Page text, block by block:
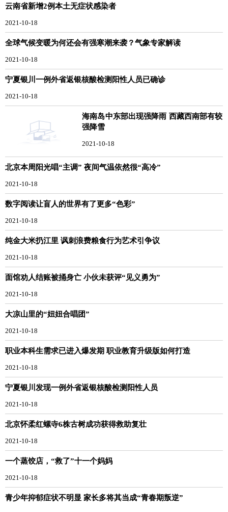
云南省新增2例本土无症状感染者
2021-10-18
全球气候变暖为何还会有强寒潮来袭？气象专家解读
2021-10-18
宁夏银川一例外省返银核酸检测阳性人员已确诊
2021-10-18
海南岛中东部出现强降雨 西藏西南部有较
强降雪
2021-10-18
北京本周阳光唱“主调” 夜间气温依然很“高冷”
2021-10-18
数字阅读让盲人的世界有了更多“色彩”
2021-10-18
纯金大米扔江里 讽刺浪费粮食行为艺术引争议
2021-10-18
面馆劝人结账被捅身亡 小伙未获评“见义勇为”
2021-10-18
大凉山里的“妞妞合唱团”
2021-10-18
职业本科生需求已进入爆发期 职业教育升级版如何打造
2021-10-18
宁夏银川发现一例外省返银核酸检测阳性人员
2021-10-18
北京怀柔红螺寺6株古树成功获得救助复壮
2021-10-18
一个蒸饺店，“救了”十一个妈妈
2021-10-18
青少年抑郁症状不明显 家长多将其当成“青春期叛逆”